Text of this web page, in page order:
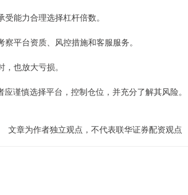
能力合理选择杠杆倍数。
平台资质、风控措施和客服服务。
也放大亏损。
谨慎选择平台，控制仓位，并充分了解其风险。
文章为作者独立观点，不代表联华证券配资观点